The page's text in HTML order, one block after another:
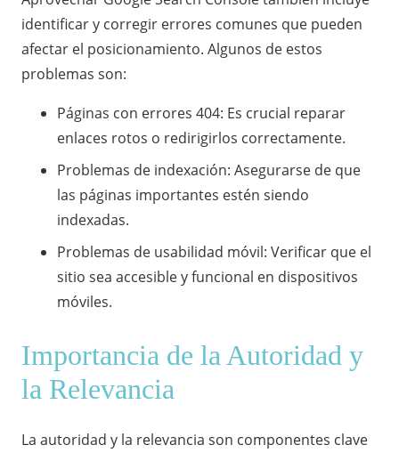
identificar y corregir errores comunes que pueden
afectar el posicionamiento. Algunos de estos
problemas son:
Páginas con errores 404: Es crucial reparar
enlaces rotos o redirigirlos correctamente.
Problemas de indexación: Asegurarse de que
las páginas importantes estén siendo
indexadas.
Problemas de usabilidad móvil: Verificar que el
sitio sea accesible y funcional en dispositivos
móviles.
Importancia de la Autoridad y
la Relevancia
La autoridad y la relevancia son componentes clave